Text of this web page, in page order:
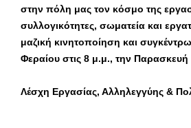
στην πόλη μας τον κόσμο της
συλλογικότητες, σωματεία και
μαζική κινητοποίηση και
Φεραίου στις 8 μ.μ., την Παρασκευή
Λέσχη Εργασίας, Αλληλεγγύης &